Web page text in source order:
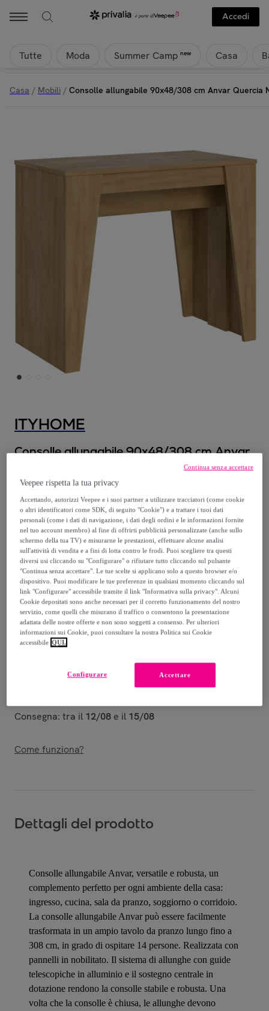
Accedi
Tutte Moda Summer Camp new Casa
Casa / Mobili / Consolle allungabile 90x48/308 cm Anvar Quercia
ITYHOME
Consolle allungabile 90x48/308 cm Anvar
Modello: Consolle allungabile 90x48/308
cm Anvar Quercia Natura
399,00 €
923,00 €
-56%
Venduto daItyhome
Consegna: tra il 12/08 e il 15/08
Come funziona?
Dettagli del prodotto
Consolle allungabile Anvar, versatile e robusta, un
complemento perfetto per ogni ambiente della casa:
ingresso, cucina, sala da pranzo, soggiorno o corridoio.
La consolle allungabile Anvar può essere facilmente
trasformata in un ampio tavolo da pranzo lungo fino a
308 cm, in grado di ospitare 14 persone. Realizzata con
pannelli in nobilitato. Il sistema di allunghe con guide
telescopiche in alluminio e il sostegno centrale in
dotazione rendono la consolle stabile e robusta. Una
volta che la consolle è chiusa, le allunghe devono
Veepee rispetta la tua privacy
Accettando, autorizzi Veepee e i suoi partner a utilizzare tracciatori (come cookie
o altri identificatori come SDK, di seguito "Cookie") e a trattare i tuoi dati
personali (come i dati di navigazione, i dati degli ordini e le informazioni fornite
nel tuo account membro) al fine di offrirti pubblicità personalizzate (anche sullo
schermo della tua TV) e misurarne le prestazioni, effettuare alcune analisi
sull'attività di vendita e a fini di lotta contro le frodi. Puoi scegliere tra questi
diversi usi cliccando su "Configurare" o rifiutare tutto cliccando sul pulsante
"Continua senza accettare". Le tue scelte si applicano solo a questo browser e/o
dispositivo. Puoi modificare le tue preferenze in qualsiasi momento cliccando sul
link "Configurare" accessibile tramite il link "Informativa sulla privacy". Alcuni
Cookie depositati sono anche necessari per il corretto funzionamento del nostro
servizio, come quelli che misurano il traffico o consentono la presentazione
adattata delle nostre offerte e non sono soggetti a consenso. Per ulteriori
informazioni sui Cookie, puoi consultare la nostra Politica sui Cookie
accessibile QUI.
Accettare
Configurare
Continua senza accettare